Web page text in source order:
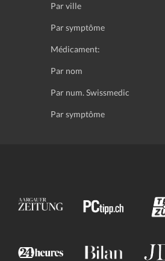
Par ville
Par symptôme
Médicament:
Par nom
Par num. Swissmedic
Par symptôme